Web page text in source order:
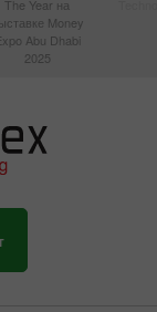
The Year на
Money
Abu Dhabi
2025